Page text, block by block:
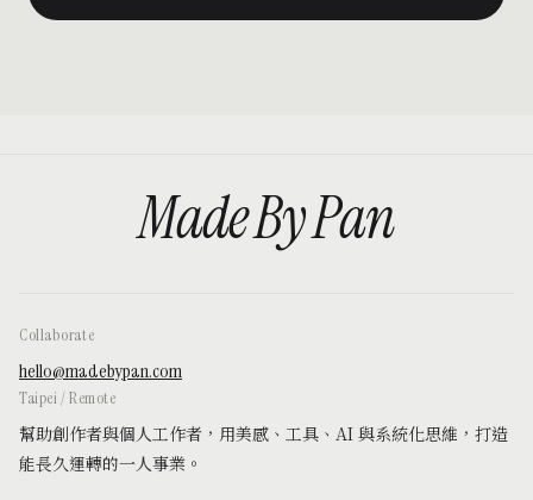
MadeByPan
Collaborate
hello@madebypan.com
Taipei / Remote
幫助創作者與個人工作者，用美感、工具、AI 與系統化思維，打造
能長久運轉的一人事業。